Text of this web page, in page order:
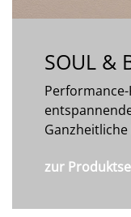
SOUL &
zur